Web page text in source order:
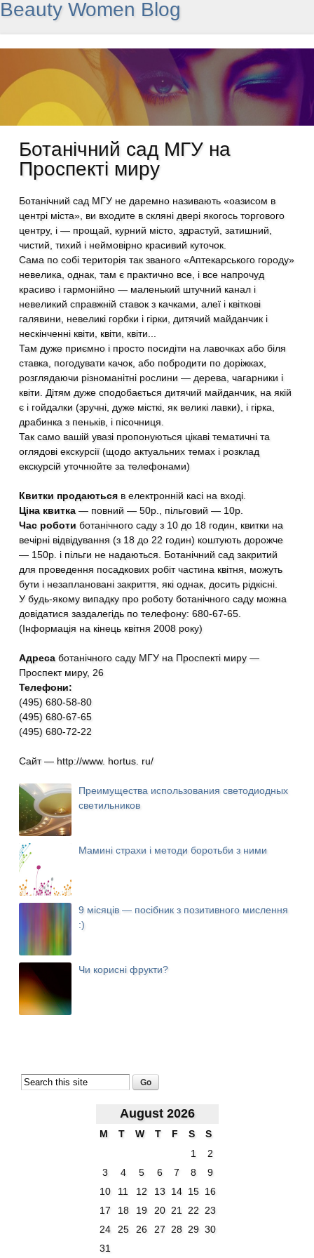
Beauty Women Blog
Ботанічний сад МГУ на
Проспекті миру
Ботанічний сад МГУ не даремно називають «оазисом в
центрі міста», ви входите в скляні двері якогось торгового
центру, і — прощай, курний місто, здрастуй, затишний,
чистий, тихий і неймовірно красивий куточок.
Сама по собі територія так званого «Аптекарського городу»
невелика, однак, там є практично все, і все напрочуд
красиво і гармонійно — маленький штучний канал і
невеликий справжній ставок з качками, алеї і квіткові
галявини, невеликі горбки і гірки, дитячий майданчик і
нескінченні квіти, квіти, квіти...
Там дуже приємно і просто посидіти на лавочках або біля
ставка, погодувати качок, або побродити по доріжках,
розглядаючи різноманітні рослини — дерева, чагарники і
квіти. Дітям дуже сподобається дитячий майданчик, на якій
є і гойдалки (зручні, дуже місткі, як великі лавки), і гірка,
драбинка з пеньків, і пісочниця.
Так само вашій увазі пропонуються цікаві тематичні та
оглядові екскурсії (щодо актуальних темах і розклад
екскурсій уточнюйте за телефонами)
Квитки продаються в електронній касі на вході.
Ціна квитка — повний — 50р., пільговий — 10р.
Час роботи ботанічного саду з 10 до 18 годин, квитки на
вечірні відвідування (з 18 до 22 годин) коштують дорожче
— 150р. і пільги не надаються. Ботанічний сад закритий
для проведення посадкових робіт частина квітня, можуть
бути і незаплановані закриття, які однак, досить рідкісні.
У будь-якому випадку про роботу ботанічного саду можна
довідатися заздалегідь по телефону: 680-67-65.
(Інформація на кінець квітня 2008 року)
Адреса ботанічного саду МГУ на Проспекті миру —
Проспект миру, 26
Телефони:
(495) 680-58-80
(495) 680-67-65
(495) 680-72-22
Сайт — http://www. hortus. ru/
Преимущества использования светодиодных
светильников
Мамині страхи і методи боротьби з ними
9 місяців — посібник з позитивного мислення
:)
Чи корисні фрукти?
August 2026
M T W T F S
S
1
2
3
4 5 6 7 8
9
10
11 12 13 14 15 16
17
18 19 20 21 22 23
24
25 26 27 28 29 30
31